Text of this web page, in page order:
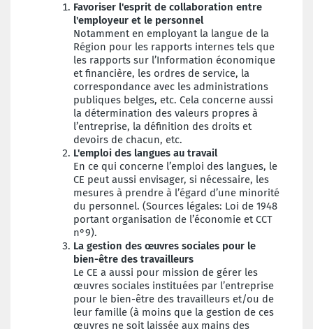
Favoriser l'esprit de collaboration entre
l'employeur et le personnel
Notamment en employant la langue de la
Région pour les rapports internes tels que
les rapports sur l’Information économique
et financière, les ordres de service, la
correspondance avec les administrations
publiques belges, etc. Cela concerne aussi
la détermination des valeurs propres à
l’entreprise, la définition des droits et
devoirs de chacun, etc.
L'emploi des langues au travail
En ce qui concerne l’emploi des langues, le
CE peut aussi envisager, si nécessaire, les
mesures à prendre à l’égard d’une minorité
du personnel. (Sources légales: Loi de 1948
portant organisation de l’économie et CCT
n°9).
La gestion des œuvres sociales pour le
bien-être des travailleurs
Le CE a aussi pour mission de gérer les
œuvres sociales instituées par l’entreprise
pour le bien-être des travailleurs et/ou de
leur famille (à moins que la gestion de ces
œuvres ne soit laissée aux mains des